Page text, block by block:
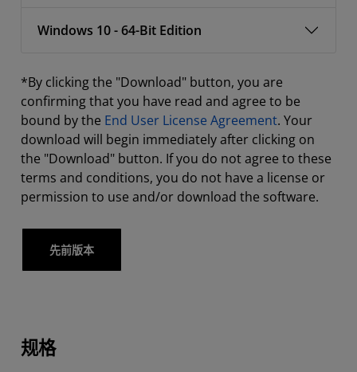
Windows 10 - 64-Bit Edition
*By clicking the "Download" button, you are
confirming that you have read and agree to be
bound by the End User License Agreement. Your
download will begin immediately after clicking on
the "Download" button. If you do not agree to these
terms and conditions, you do not have a license or
permission to use and/or download the software.
先前版本
规格